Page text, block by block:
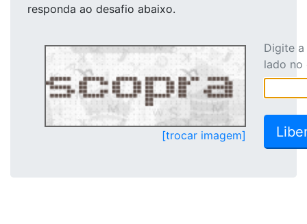
responda ao desafio abaixo.
[trocar imagem]
Digite
lado no